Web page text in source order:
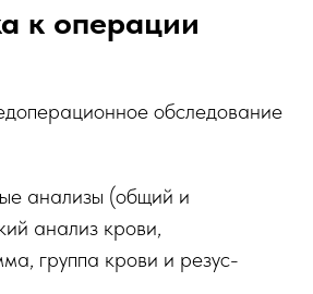
к операции
обследование
анализы (общий и
анализ крови,
группа крови и резус-